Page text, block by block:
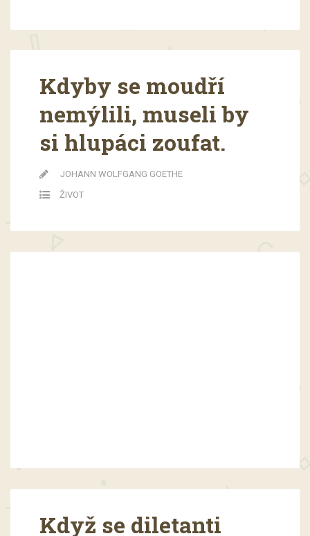
Kdyby se moudří
nemýlili, museli by
si hlupáci zoufat.
JOHANN WOLFGANG GOETHE
ŽIVOT
Když se diletanti